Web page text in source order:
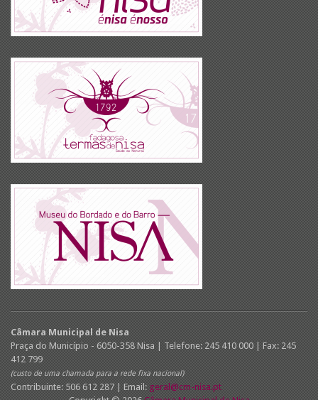
Câmara Municipal de Nisa
Praça do Município - 6050-358 Nisa | Telefone: 245 410 000 | Fax: 245
412 799
(custo de uma chamada para a rede fixa nacional)
Contribuinte: 506 612 287 | Email: geral@cm-nisa.pt